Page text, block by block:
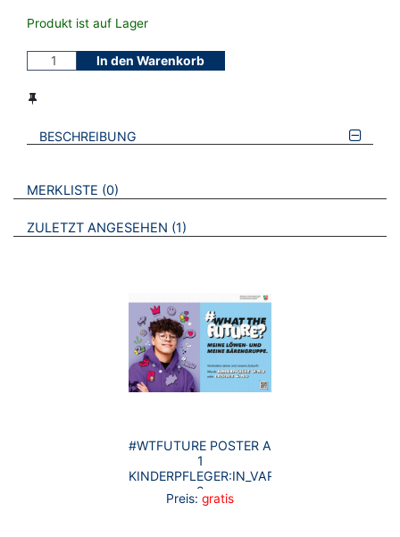
Produkt ist auf Lager
In den Warenkorb
BESCHREIBUNG
VERWEISE AUF VERMERKTE- ODER ZULETZT ANGESEHENE
MERKLISTE 0 BROSCHÜREN
ZULETZT ANGESEHEN 1 BROSCHÜREN
#WTFUTURE POSTER A
1
KINDERPFLEGER:IN_VARIANTE
2
Preis: gratis